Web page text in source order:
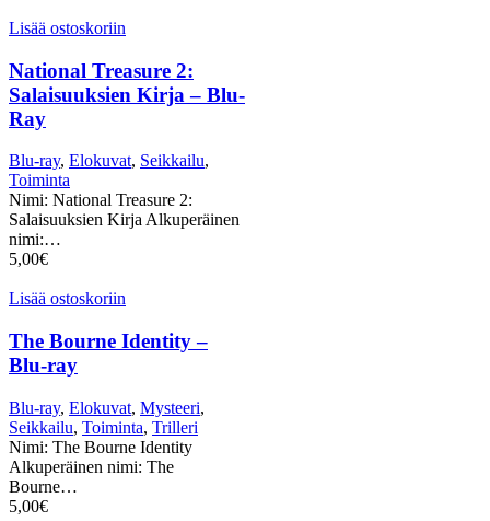
Lisää ostoskoriin
National Treasure 2:
Salaisuuksien Kirja – Blu-
Ray
Blu-ray, Elokuvat, Seikkailu,
Toiminta
Nimi: National Treasure 2:
Salaisuuksien Kirja Alkuperäinen
nimi:…
5,00€
Lisää ostoskoriin
The Bourne Identity –
Blu-ray
Blu-ray, Elokuvat, Mysteeri,
Seikkailu, Toiminta, Trilleri
Nimi: The Bourne Identity
Alkuperäinen nimi: The
Bourne…
5,00€